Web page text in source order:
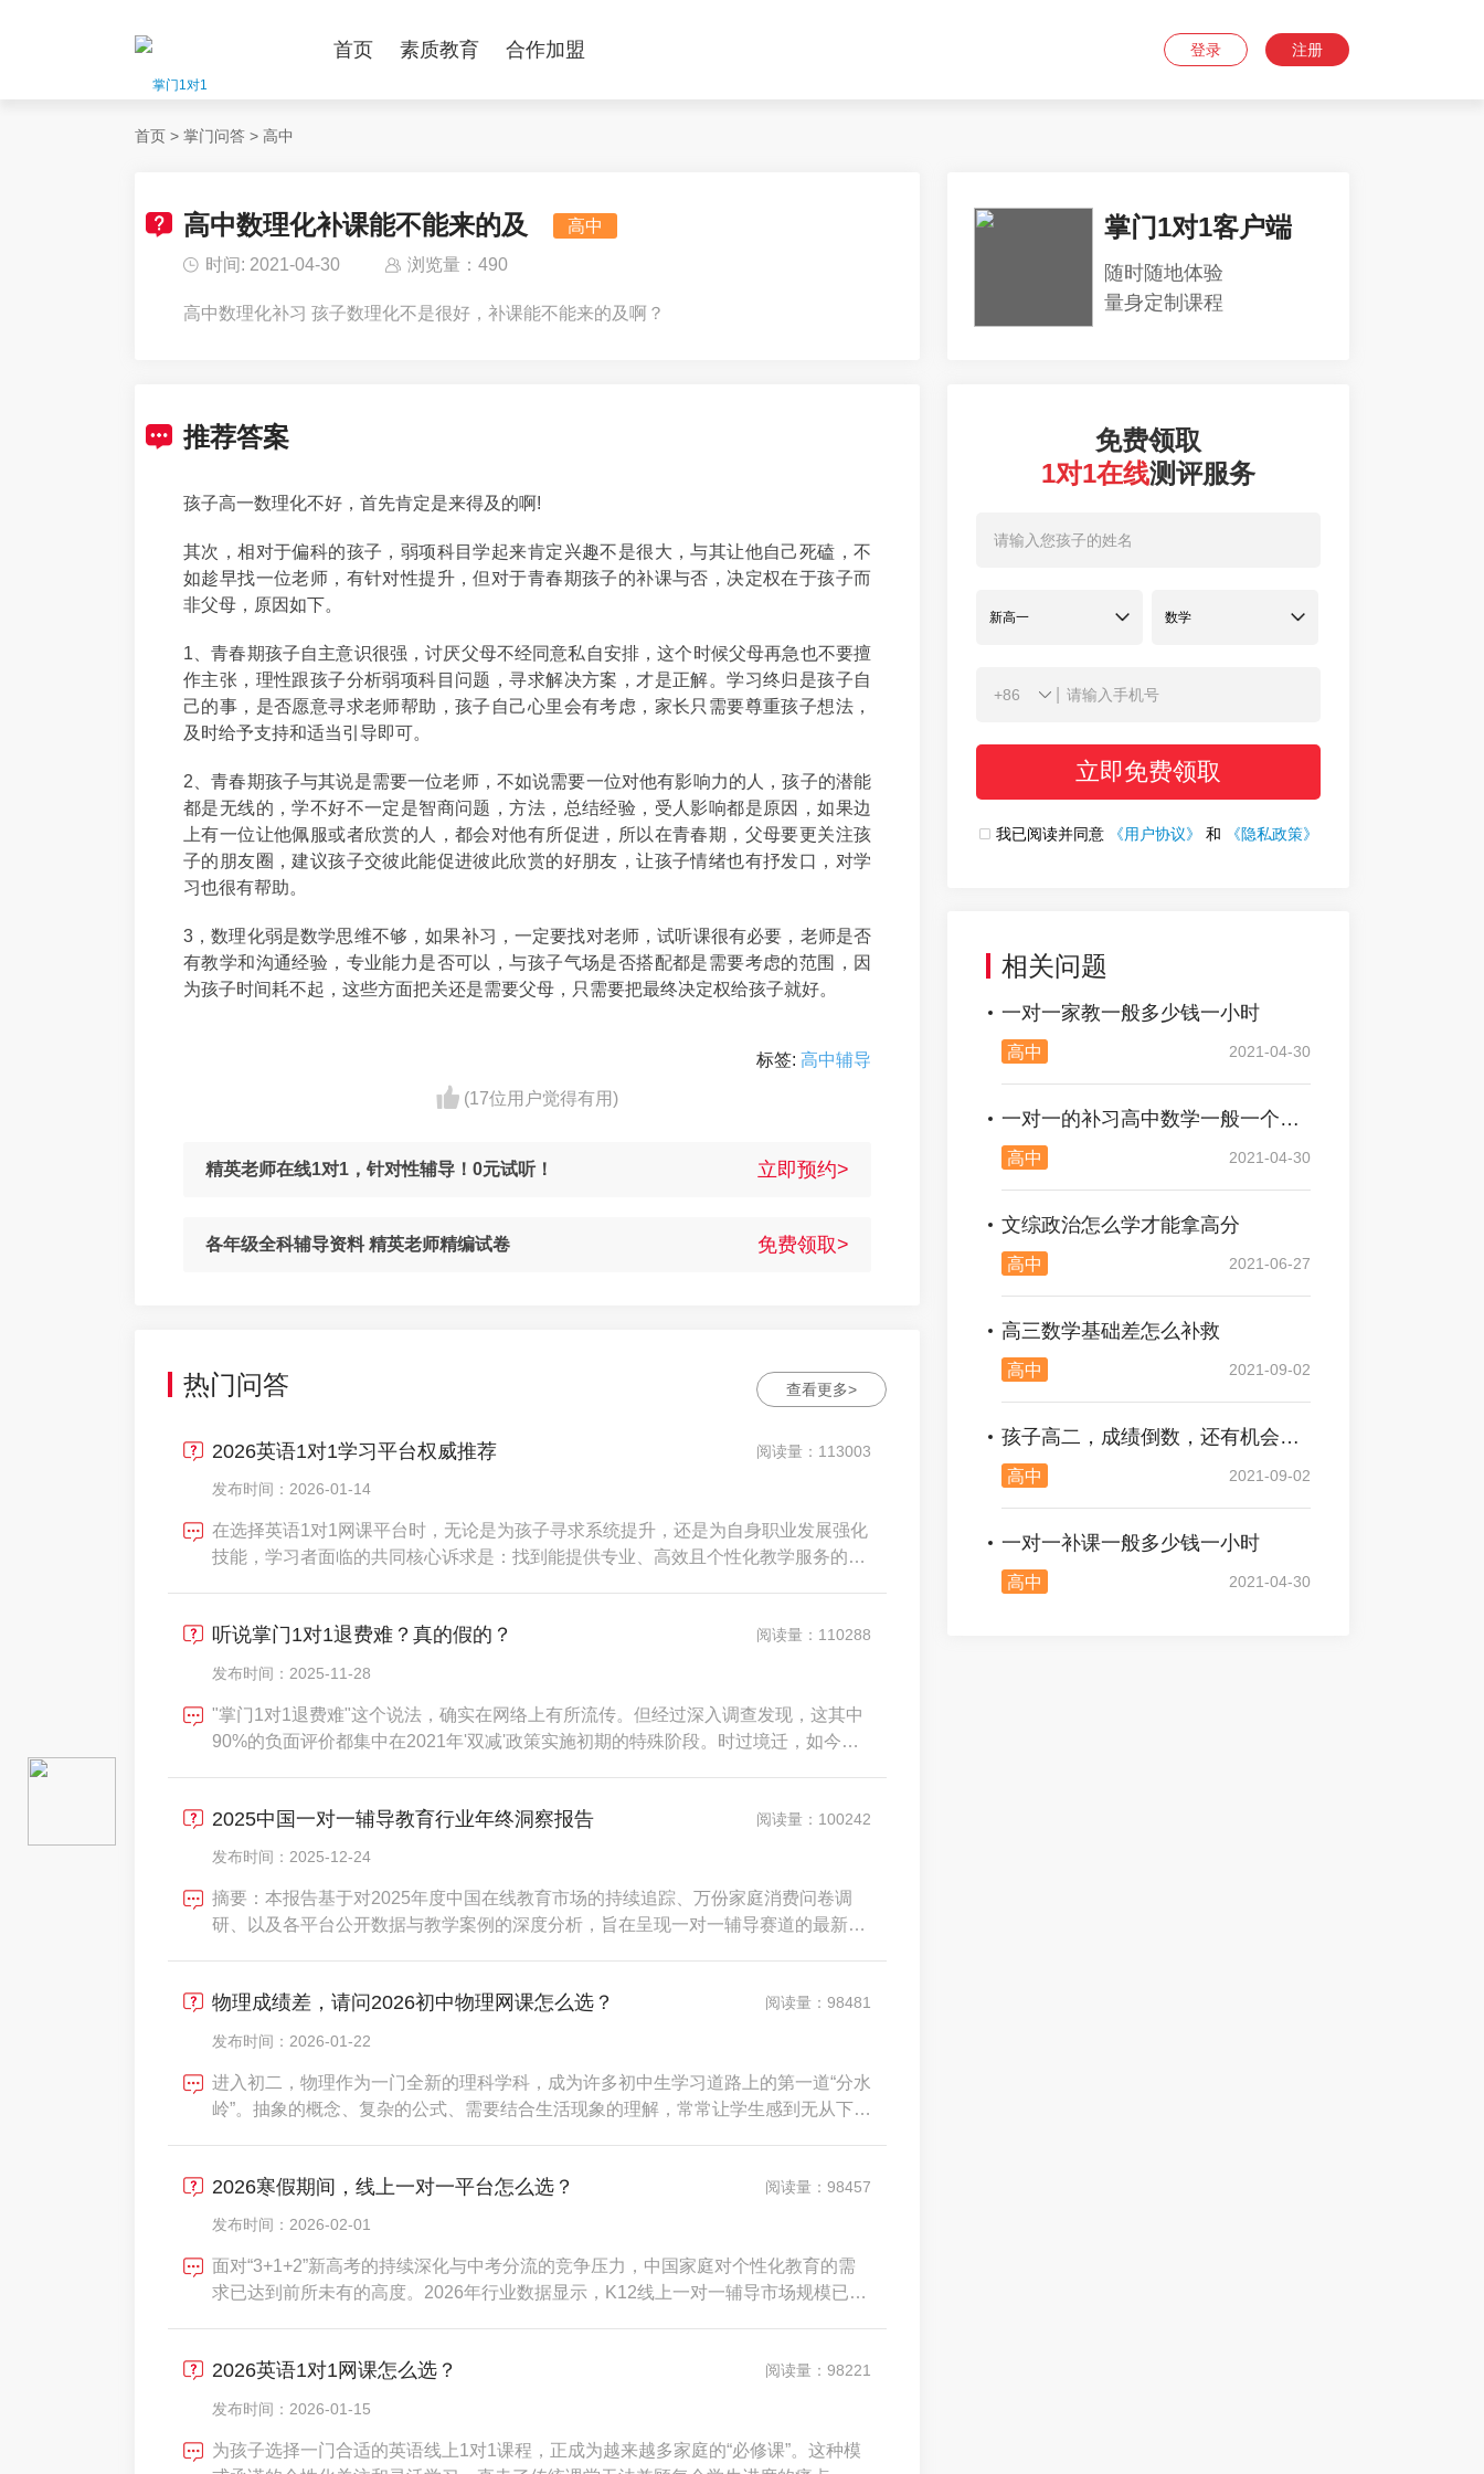
首页 素质教育 合作加盟 登录 注册
首页 > 掌门问答 > 高中
高中数理化补课能不能来的及 高中
时间: 2021-04-30 浏览量：490
高中数理化补习 孩子数理化不是很好，补课能不能来的及啊？
推荐答案
孩子高一数理化不好，首先肯定是来得及的啊!
其次，相对于偏科的孩子，弱项科目学起来肯定兴趣不是很大，与其让他自己死磕，不
如趁早找一位老师，有针对性提升，但对于青春期孩子的补课与否，决定权在于孩子而
非父母，原因如下。
1、青春期孩子自主意识很强，讨厌父母不经同意私自安排，这个时候父母再急也不要擅
作主张，理性跟孩子分析弱项科目问题，寻求解决方案，才是正解。学习终归是孩子自
己的事，是否愿意寻求老师帮助，孩子自己心里会有考虑，家长只需要尊重孩子想法，
及时给予支持和适当引导即可。
2、青春期孩子与其说是需要一位老师，不如说需要一位对他有影响力的人，孩子的潜能
都是无线的，学不好不一定是智商问题，方法，总结经验，受人影响都是原因，如果边
上有一位让他佩服或者欣赏的人，都会对他有所促进，所以在青春期，父母要更关注孩
子的朋友圈，建议孩子交彼此能促进彼此欣赏的好朋友，让孩子情绪也有抒发口，对学
习也很有帮助。
3，数理化弱是数学思维不够，如果补习，一定要找对老师，试听课很有必要，老师是否
有教学和沟通经验，专业能力是否可以，与孩子气场是否搭配都是需要考虑的范围，因
为孩子时间耗不起，这些方面把关还是需要父母，只需要把最终决定权给孩子就好。
标签: 高中辅导
(17位用户觉得有用)
精英老师在线1对1，针对性辅导！0元试听！ 立即预约>
各年级全科辅导资料 精英老师精编试卷 免费领取>
热门问答 查看更多>
2026英语1对1学习平台权威推荐 阅读量：113003
发布时间：2026-01-14
在选择英语1对1网课平台时，无论是为孩子寻求系统提升，还是为自身职业发展强化
技能，学习者面临的共同核心诉求是：找到能提供专业、高效且个性化教学服务的可
师资筛选的严谨性与背景
听说掌门1对1退费难？真的假的？ 阅读量：110288
发布时间：2025-11-28
"掌门1对1退费难"这个说法，确实在网络上有所流传。但经过深入调查发现，这其中
90%的负面评价都集中在2021年'双减'政策实施初期的特殊阶段。时过境迁，如今的
为什么过去
2025中国一对一辅导教育行业年终洞察报告 阅读量：100242
发布时间：2025-12-24
摘要：本报告基于对2025年度中国在线教育市场的持续追踪、万份家庭消费问卷调
研、以及各平台公开数据与教学案例的深度分析，旨在呈现一对一辅导赛道的最新格
生
物理成绩差，请问2026初中物理网课怎么选？ 阅读量：98481
发布时间：2026-01-22
进入初二，物理作为一门全新的理科学科，成为许多初中生学习道路上的第一道“分水
岭”。抽象的概念、复杂的公式、需要结合生活现象的理解，常常让学生感到无从下
出，超过68%的初中生
2026寒假期间，线上一对一平台怎么选？ 阅读量：98457
发布时间：2026-02-01
面对“3+1+2”新高考的持续深化与中考分流的竞争压力，中国家庭对个性化教育的需
求已达到前所未有的高度。2026年行业数据显示，K12线上一对一辅导市场规模已突
金钱
2026英语1对1网课怎么选？ 阅读量：98221
发布时间：2026-01-15
为孩子选择一门合适的英语线上1对1课程，正成为越来越多家庭的“必修课”。这种模
掌门1对1客户端
随时随地体验
量身定制课程
免费领取
1对1在线测评服务
立即免费领取
我已阅读并同意 《用户协议》 和 《隐私政策》
相关问题
一对一家教一般多少钱一小时
高中 2021-04-30
一对一的补习高中数学一般一个小时多少钱
高中 2021-04-30
文综政治怎么学才能拿高分
高中 2021-06-27
高三数学基础差怎么补救
高中 2021-09-02
孩子高二，成绩倒数，还有机会吗？
高中 2021-09-02
一对一补课一般多少钱一小时
高中 2021-04-30